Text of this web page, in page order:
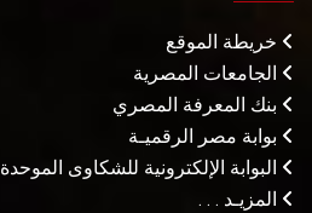
خريطة الموقع
الجامعات المصرية
بنك المعرفة المصري
بوابة مصر الرقميـة
البوابة الإلكترونية للشكاوى الموحدة
المزيـد . . .